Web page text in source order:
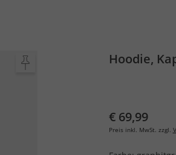
Hoodie,
€ 69,99
Preis inkl. MwSt. zzgl.